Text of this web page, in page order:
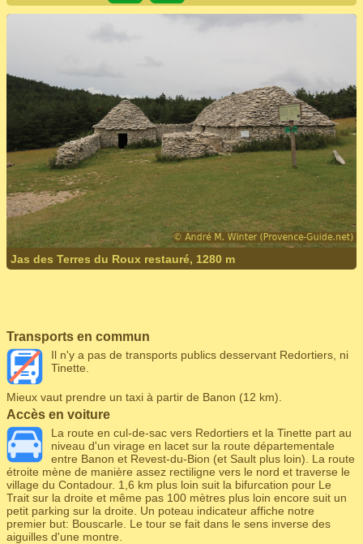
Jas des Terres du Roux restauré, 1280 m
Transports en commun
Il n'y a pas de transports publics desservant Redortiers, ni
Tinette.
Mieux vaut prendre un taxi à partir de Banon (12 km).
Accès en voiture
La route en cul-de-sac vers Redortiers et la Tinette part au
niveau d'un virage en lacet sur la route départementale
entre Banon et Revest-du-Bion (et Sault plus loin). La route
étroite mène de manière assez rectiligne vers le nord et traverse le
village du Contadour. 1,6 km plus loin suit la bifurcation pour Le
Trait sur la droite et même pas 100 mètres plus loin encore suit un
petit parking sur la droite. Un poteau indicateur affiche notre
premier but: Bouscarle. Le tour se fait dans le sens inverse des
aiguilles d'une montre.